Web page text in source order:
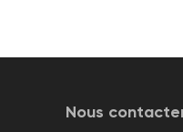
Nous